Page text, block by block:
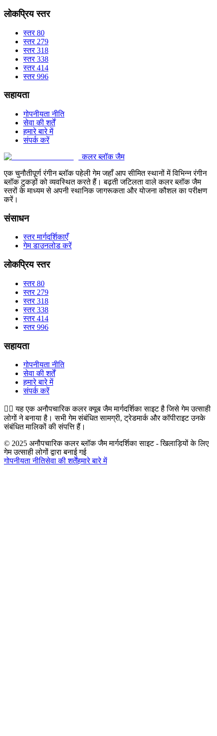
लोकप्रिय स्तर
स्तर 80
स्तर 279
स्तर 318
स्तर 338
स्तर 414
स्तर 996
सहायता
गोपनीयता नीति
सेवा की शर्तें
हमारे बारे में
संपर्क करें
कलर ब्लॉक जैम
एक चुनौतीपूर्ण रंगीन ब्लॉक पहेली गेम जहाँ आप सीमित स्थानों में विभिन्न रंगीन
ब्लॉक टुकड़ों को व्यवस्थित करते हैं। बढ़ती जटिलता वाले कलर ब्लॉक जैम
स्तरों के माध्यम से अपनी स्थानिक जागरूकता और योजना कौशल का परीक्षण
करें।
संसाधन
स्तर मार्गदर्शिकाएँ
गेम डाउनलोड करें
लोकप्रिय स्तर
स्तर 80
स्तर 279
स्तर 318
स्तर 338
स्तर 414
स्तर 996
सहायता
गोपनीयता नीति
सेवा की शर्तें
हमारे बारे में
संपर्क करें
👉🏻यह एक अनौपचारिक कलर क्यूब जैम मार्गदर्शिका साइट है जिसे गेम उत्साही
लोगों ने बनाया है। सभी गेम संबंधित सामग्री, ट्रेडमार्क और कॉपीराइट उनके
संबंधित मालिकों की संपत्ति हैं।
© 2025 अनौपचारिक कलर ब्लॉक जैम मार्गदर्शिका साइट - खिलाड़ियों के लिए
गेम उत्साही लोगों द्वारा बनाई गई
गोपनीयता नीतिसेवा की शर्तेंहमारे बारे में